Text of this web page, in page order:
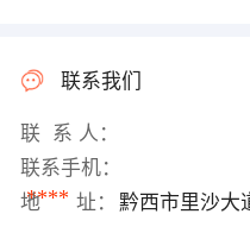
联系我们
联 系 人：
联系手机：
****
地 址： 黔西市里沙大